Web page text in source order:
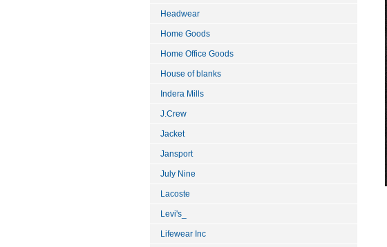
Headwear
Home Goods
Home Office Goods
House of blanks
Indera Mills
J.Crew
Jacket
Jansport
July Nine
Lacoste
Levi's_
Lifewear Inc